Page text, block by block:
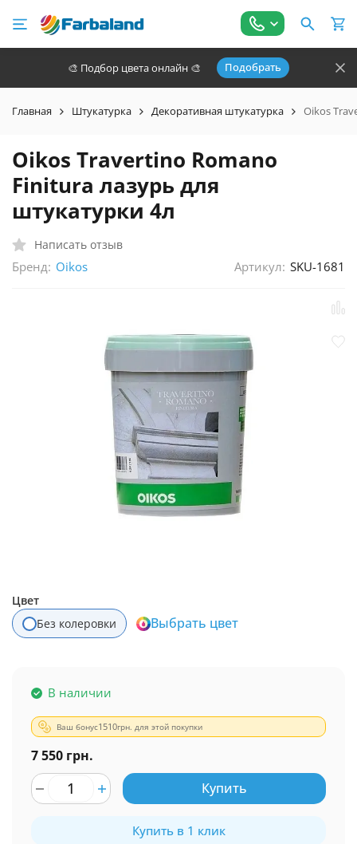
🎨 Подбор цвета онлайн 🎨 Подобрать
Главная Штукатурка Декоративная штукатурка Oikos
Oikos Travertino Romano
Finitura лазурь для
штукатурки 4л
Написать отзыв
Бренд: Oikos Артикул: SKU-1681
Цвет
Без колеровки
Выбрать цвет
В наличии
Ваш бонус1510грн. для этой покупки
7 550 грн.
Купить
Купить в 1 клик